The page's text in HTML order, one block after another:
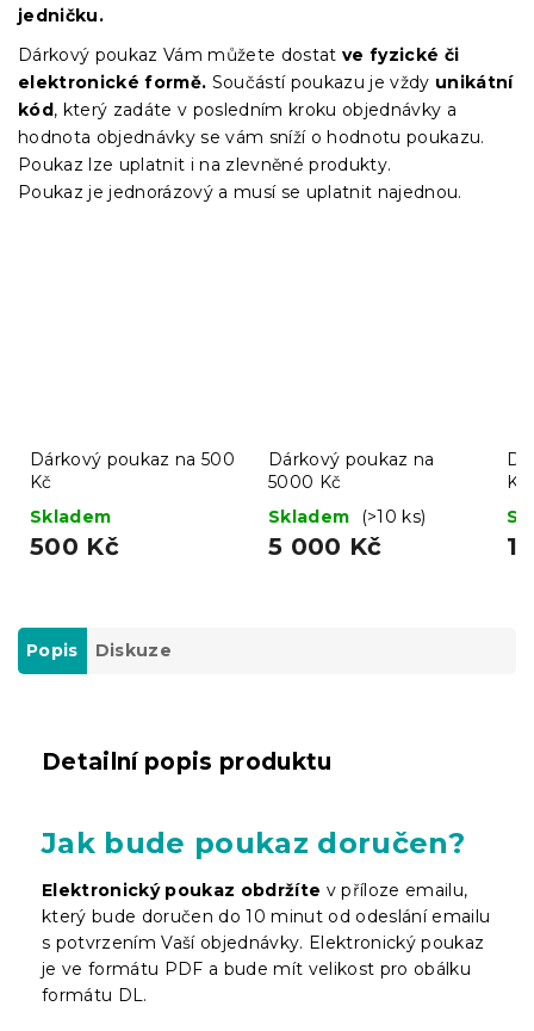
jedničku.
Dárkový poukaz Vám můžete dostat ve fyzické či
elektronické formě. Součástí poukazu je vždy unikátní
kód, který zadáte v posledním kroku objednávky a
hodnota objednávky se vám sníží o hodnotu poukazu.
Poukaz lze uplatnit i na zlevněné produkty.
Poukaz je jednorázový a musí se uplatnit najednou.
Dárkový poukaz na 500
Kč
Skladem
500 Kč
Dárkový poukaz na
5000 Kč
Skladem
(>10 ks)
5 000 Kč
Kč
1
Popis Diskuze
Detailní popis produktu
Jak bude poukaz doručen?
Elektronický poukaz obdržíte v příloze emailu,
který bude doručen do 10 minut od odeslání emailu
s potvrzením Vaší objednávky. Elektronický poukaz
je ve formátu PDF a bude mít velikost pro obálku
formátu DL.